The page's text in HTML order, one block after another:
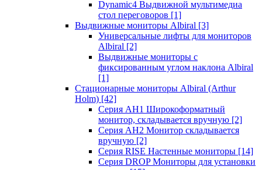
Dynamic4 Выдвижной мультимедиа
стол переговоров [1]
Выдвижные мониторы Albiral [3]
Универсальные лифты для мониторов
Albiral [2]
Выдвижные мониторы с
фиксированным углом наклона Albiral
[1]
Стационарные мониторы Albiral (Arthur
Holm) [42]
Серия AH1 Широкоформатный
монитор, складывается вручную [2]
Серия AH2 Монитор складывается
вручную [2]
Серия RISE Настенные мониторы [14]
Серия DROP Мониторы для установки